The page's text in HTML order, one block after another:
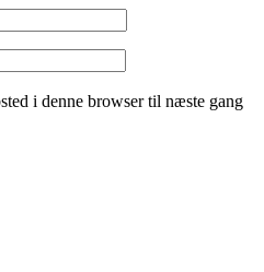
i denne browser til næste gang